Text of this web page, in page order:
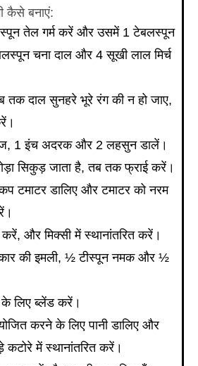
कैसे बनाएं:
तेल गर्म करें और उसमें 1 टेबलस्पून
चना दाल और 4 सूखी लाल मिर्च
तक दाल सुनहरे भूरे रंग की न हो जाए,
1 इंच अदरक और 2 लहसुन डालें।
सिकुड़ जाता है, तब तक फ्राई करें।
टमाटर डालिए और टमाटर को नरम
और मिक्सी में स्थानांतरित करें।
की इमली, ½ टीस्पून नमक और ½
लिए ब्लेंड करें।
करने के लिए पानी डालिए और
में स्थानांतरित करें।